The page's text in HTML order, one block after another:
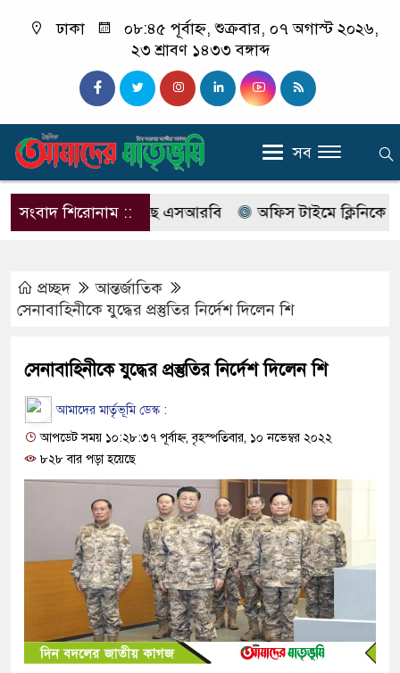
ঢাকা
০৮:৪৫ পূর্বাহ্ন, শুক্রবার, ০৭ অগাস্ট ২০২৬,
২৩ শ্রাবণ ১৪৩৩ বঙ্গাব্দ
সব
সংবাদ শিরোনাম ::
নাম বদলে আসছে এসআরবি অফিস টাইমে ক্লিনিকে রোগী
প্রচ্ছদ
আন্তর্জাতিক
সেনাবাহিনীকে যুদ্ধের প্রস্তুতির নির্দেশ দিলেন শি
সেনাবাহিনীকে যুদ্ধের প্রস্তুতির নির্দেশ দিলেন শি
আমাদের মার্তৃভূমি ডেস্ক :
আপডেট সময় ১০:২৮:৩৭ পূর্বাহ্ন, বৃহস্পতিবার, ১০ নভেম্বর ২০২২
৮২৮ বার পড়া হয়েছে